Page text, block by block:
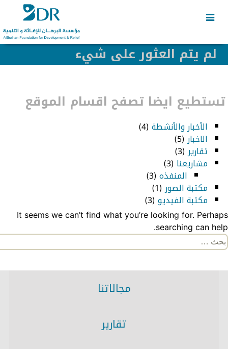
content
لم يتم العثور على شيء
تستطيع ايضا تصفح اقسام الموقع
الأخبار والأنشطة (4)
الاخبار(5)
تقارير(3)
مشاريعنا (3)
المنفذه (3)
مكتبة الصور(1)
مكتبة الفيديو (3)
It seems we can’t find what you’re looking for. Perhaps
searching can help.
البحث
عن:
مجالاتنا
تقارير